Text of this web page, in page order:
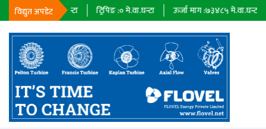
विद्युत अपडेट
मे.वा.घन्टा ट्रिपिङ : मे.वा.घन्टा ऊर्जा माग :७३४८५मे.वा.घन्टा
जलविद्युत्